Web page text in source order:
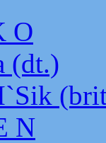
O
(dt.)
N